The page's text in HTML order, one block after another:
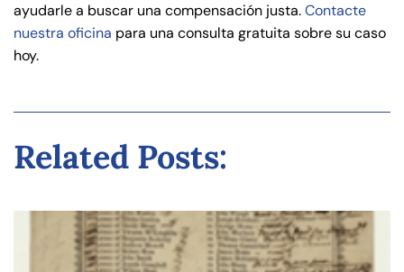
ayudarle a buscar una compensación justa.Contacte
nuestra oficina para una consulta gratuita sobre su caso
hoy.
Related Posts: